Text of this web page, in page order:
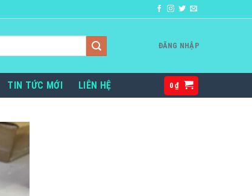
ĐĂNG NHẬP
TIN TỨC MỚI LIÊN HỆ 0₫